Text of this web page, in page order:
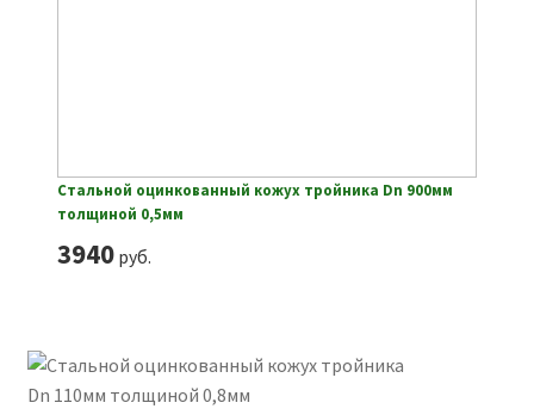
Стальной оцинкованный кожух тройника Dn 900мм
толщиной 0,5мм
3940руб.